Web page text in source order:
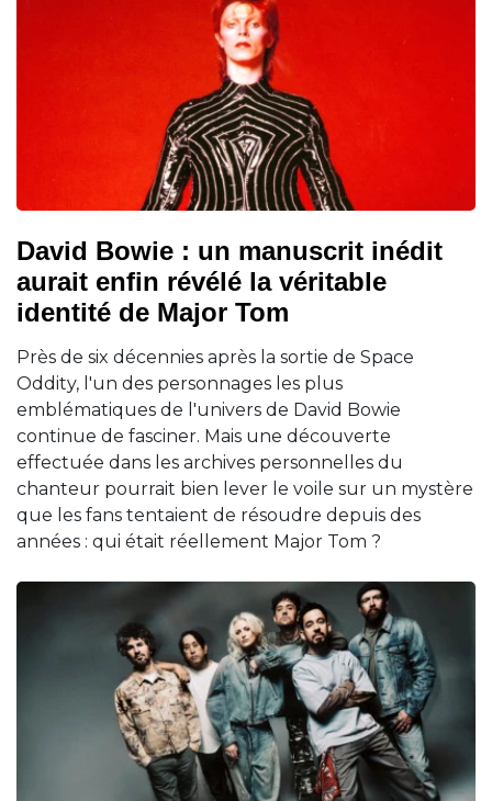
David Bowie : un manuscrit inédit
aurait enfin révélé la véritable
identité de Major Tom
Près de six décennies après la sortie de Space
Oddity, l'un des personnages les plus
emblématiques de l'univers de David Bowie
continue de fasciner. Mais une découverte
effectuée dans les archives personnelles du
chanteur pourrait bien lever le voile sur un mystère
que les fans tentaient de résoudre depuis des
années : qui était réellement Major Tom ?